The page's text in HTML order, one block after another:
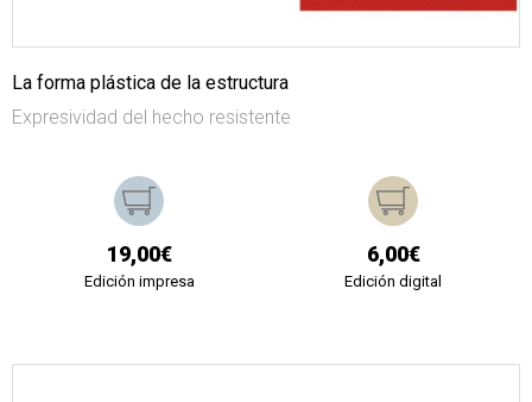
La forma plástica de la estructura
Expresividad del hecho resistente
19,00€
Edición impresa
6,00€
Edición digital